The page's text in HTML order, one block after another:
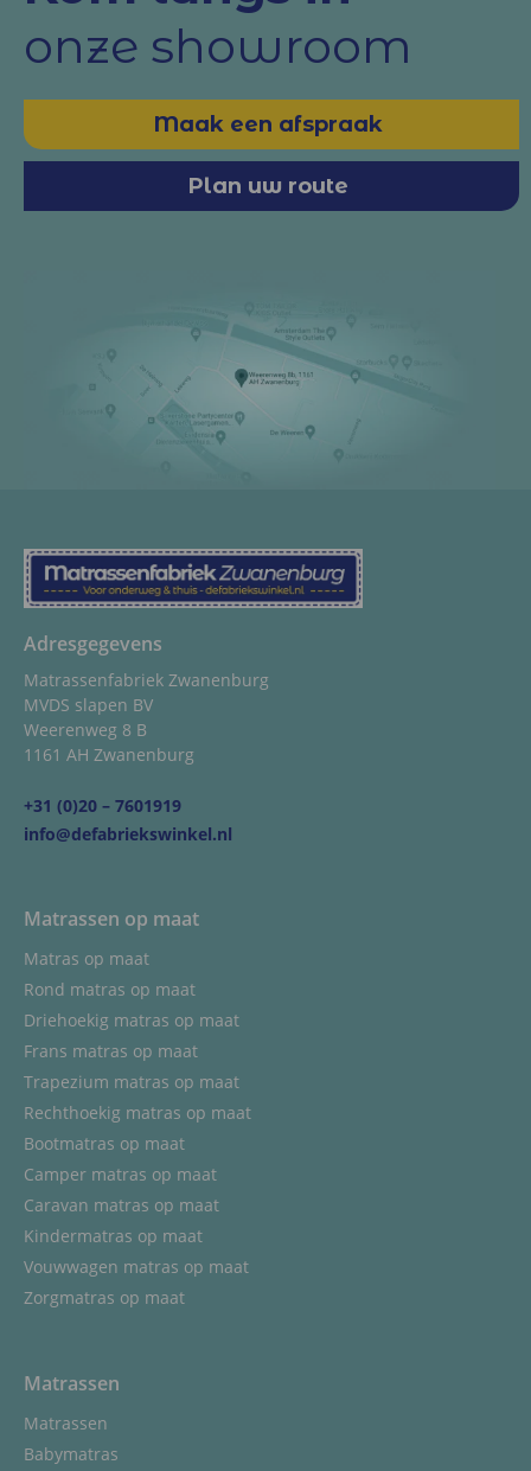
onze showroom
Maak een afspraak
Plan uw route
Adresgegevens
Matrassenfabriek Zwanenburg
MVDS slapen BV
Weerenweg 8 B
1161 AH Zwanenburg
+31 (0)20 – 7601919
info@defabriekswinkel.nl
Matrassen op maat
Matras op maat
Rond matras op maat
Driehoekig matras op maat
Frans matras op maat
Trapezium matras op maat
Rechthoekig matras op maat
Bootmatras op maat
Camper matras op maat
Caravan matras op maat
Kindermatras op maat
Vouwwagen matras op maat
Zorgmatras op maat
Matrassen
Matrassen
Babymatras